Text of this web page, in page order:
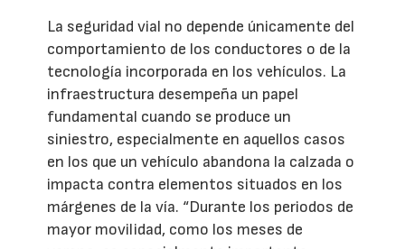
La seguridad vial no depende únicamente del
comportamiento de los conductores o de la
tecnología incorporada en los vehículos. La
infraestructura desempeña un papel
fundamental cuando se produce un
siniestro, especialmente en aquellos casos
en los que un vehículo abandona la calzada o
impacta contra elementos situados en los
márgenes de la vía. “Durante los periodos de
mayor movilidad, como los meses de